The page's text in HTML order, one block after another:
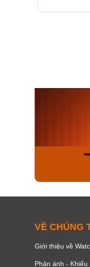
VỀ CHÚNG
Giới thiệu về
Phản ánh - Khiếu